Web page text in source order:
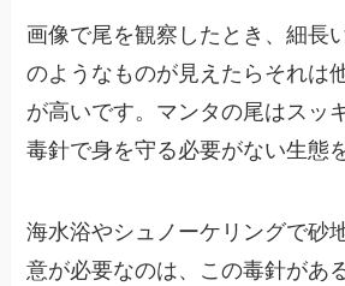
画像で尾を観察したとき、細長
のようなものが見えたらそれは
が高いです。マンタの尾はスッ
毒針で身を守る必要がない生態
海水浴やシュノーケリングで砂
意が必要なのは、この毒針があ